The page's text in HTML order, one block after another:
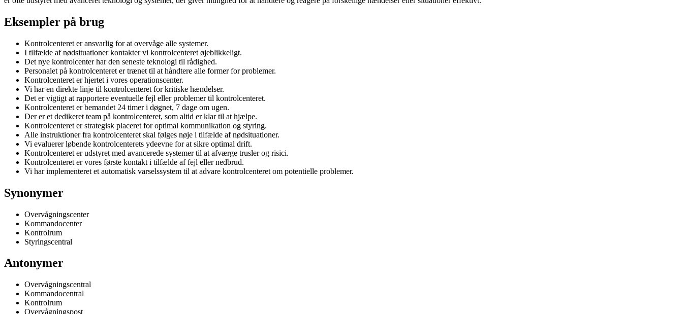
Eksempler på brug
Kontrolcenteret er ansvarlig for at overvåge alle systemer.
I tilfælde af nødsituationer kontakter vi kontrolcenteret øjeblikkeligt.
Det nye kontrolcenter har den seneste teknologi til rådighed.
Personalet på kontrolcenteret er trænet til at håndtere alle former for problemer.
Kontrolcenteret er hjertet i vores operationscenter.
Vi har en direkte linje til kontrolcenteret for kritiske hændelser.
Det er vigtigt at rapportere eventuelle fejl eller problemer til kontrolcenteret.
Kontrolcenteret er bemandet 24 timer i døgnet, 7 dage om ugen.
Der er et dedikeret team på kontrolcenteret, som altid er klar til at hjælpe.
Kontrolcenteret er strategisk placeret for optimal kommunikation og styring.
Alle instruktioner fra kontrolcenteret skal følges nøje i tilfælde af nødsituationer.
Vi evaluerer løbende kontrolcenterets ydeevne for at sikre optimal drift.
Kontrolcenteret er udstyret med avancerede systemer til at afværge trusler og risici.
Kontrolcenteret er vores første kontakt i tilfælde af fejl eller nedbrud.
Vi har implementeret et automatisk varselssystem til at advare kontrolcenteret om potentielle problemer.
Synonymer
Overvågningscenter
Kommandocenter
Kontrolrum
Styringscentral
Antonymer
Overvågningscentral
Kommandocentral
Kontrolrum
Overvågningspost